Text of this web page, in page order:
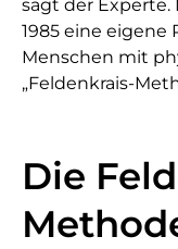
sagt der
1985 eine eigene
Menschen mit
„Feldenkrais-
Die